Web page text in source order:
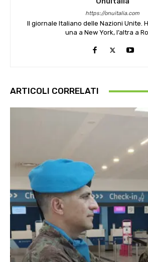
https://onuitalia.com
Il giornale Italiano delle Nazioni Unite.
una a New York, l’altra a
ARTICOLI CORRELATI